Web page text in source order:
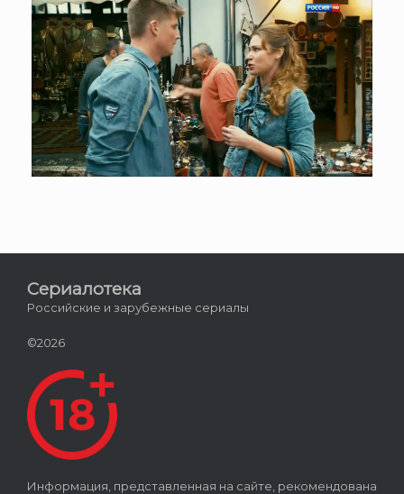
Сериалотека
Российские и зарубежные сериалы
©2026
Информация, представленная на сайте, рекомендована